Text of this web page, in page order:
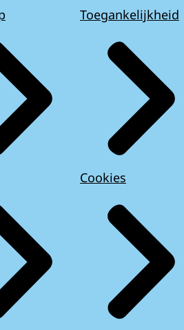
Toegankelijkheid
Cookies